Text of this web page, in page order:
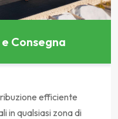
Consegna
efficiente
in qualsiasi zona di